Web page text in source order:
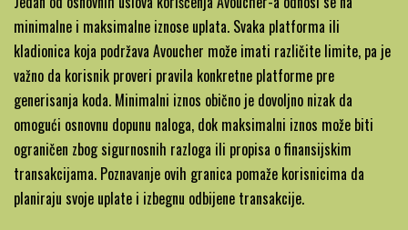
minimalne i maksimalne iznose uplata. Svaka platforma ili
kladionica koja podržava Avoucher može imati različite limite, pa je
važno da korisnik proveri pravila konkretne platforme pre
generisanja koda. Minimalni iznos obično je dovoljno nizak da
omogući osnovnu dopunu naloga, dok maksimalni iznos može biti
ograničen zbog sigurnosnih razloga ili propisa o finansijskim
transakcijama. Poznavanje ovih granica pomaže korisnicima da
planiraju svoje uplate i izbegnu odbijene transakcije.